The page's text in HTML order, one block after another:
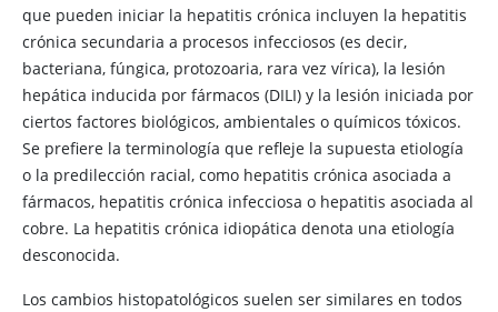
que pueden iniciar la hepatitis crónica incluyen la hepatitis
crónica secundaria a procesos infecciosos (es decir,
bacteriana, fúngica, protozoaria, rara vez vírica), la lesión
hepática inducida por fármacos (DILI) y la lesión iniciada por
ciertos factores biológicos, ambientales o químicos tóxicos.
Se prefiere la terminología que refleje la supuesta etiología
o la predilección racial, como hepatitis crónica asociada a
fármacos, hepatitis crónica infecciosa o hepatitis asociada al
cobre. La hepatitis crónica idiopática denota una etiología
desconocida.
Los cambios histopatológicos suelen ser similares en todos